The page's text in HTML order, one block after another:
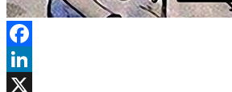
Facebook
LinkedIn